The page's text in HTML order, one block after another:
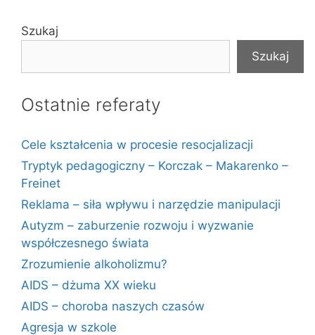
Szukaj
Szukaj
Ostatnie referaty
Cele kształcenia w procesie resocjalizacji
Tryptyk pedagogiczny – Korczak – Makarenko –
Freinet
Reklama – siła wpływu i narzędzie manipulacji
Autyzm – zaburzenie rozwoju i wyzwanie
współczesnego świata
Zrozumienie alkoholizmu?
AIDS – dżuma XX wieku
AIDS – choroba naszych czasów
Agresja w szkole